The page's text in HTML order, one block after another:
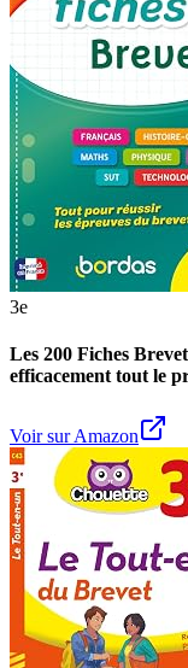
3e
Les 200 Fiches
efficacement tout le
Voir sur Amazon